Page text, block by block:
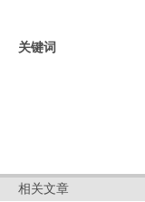
关键词
相关文章